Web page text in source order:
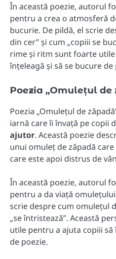
În această poezie, autorul
pentru a crea o atmosferă
bucurie. De pildă, el scrie
din cer” și cum „copiii se
rime și ritm sunt foarte
înțeleagă și să se bucure de
Poezia „Omulețul de
Poezia „Omulețul de
iarnă care îi învață pe copii
ajutor. Această poezie
unui omuleț de zăpadă
care este apoi distrus de
În această poezie, autorul
pentru a da viață
scrie despre cum omulețul
„se întristează”. Această
utile pentru a ajuta copiii să
de poezie.